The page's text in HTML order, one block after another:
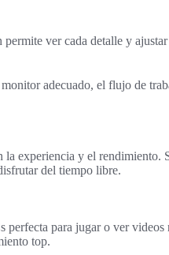
ver cada detalle y
adecuado, el flujo de
la experiencia y el rendimiento.
del tiempo libre.
perfecta para jugar o ver videos
top.